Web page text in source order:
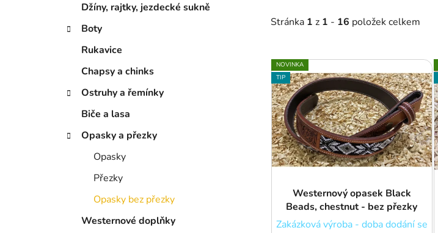
Džíny, rajtky, jezdecké sukně
Boty
Rukavice
Chapsy a chinks
Ostruhy a řemínky
Biče a lasa
Opasky a přezky
Opasky
Přezky
Opasky bez přezky
Westernové doplňky
Stránka 1 z 1 - 16 položek celkem
V
ý
p
i
s
p
r
o
k
NOVINKA
TIP
Westernový opasek Black
Beads, chestnut - bez přezky
Zakázková výroba - doba dodání se